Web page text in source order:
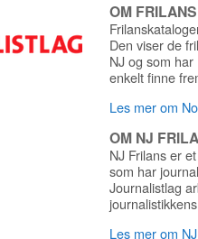
OM
Den viser de
NJ og som
enkelt finne
Les mer om
OM NJ
NJ Frilans er
som har
Journalistlag
Les mer om